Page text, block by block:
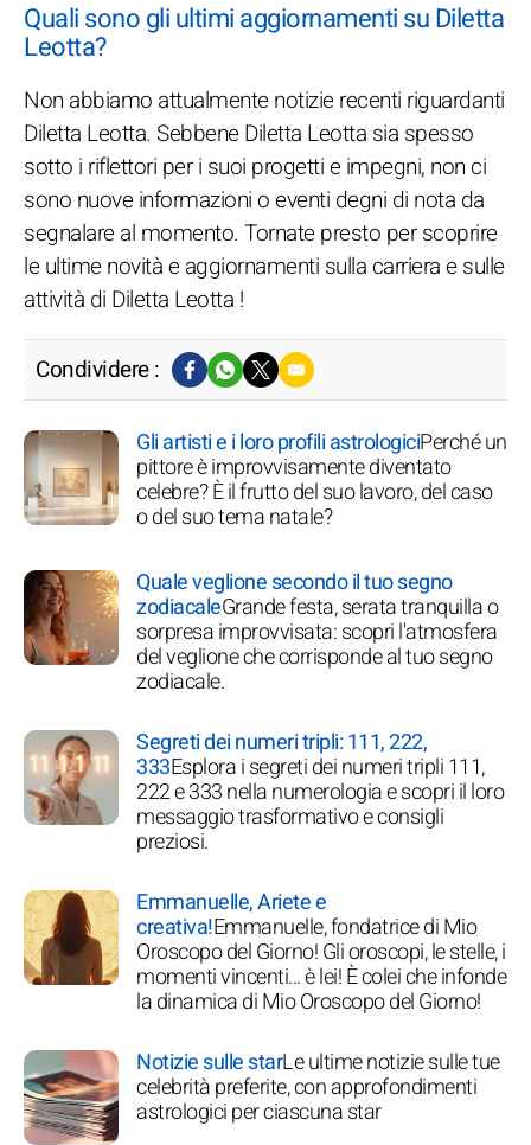
Quali sono gli ultimi aggiornamenti su Diletta
Leotta?
Non abbiamo attualmente notizie recenti riguardanti
Diletta Leotta. Sebbene Diletta Leotta sia spesso
sotto i riflettori per i suoi progetti e impegni, non ci
sono nuove informazioni o eventi degni di nota da
segnalare al momento. Tornate presto per scoprire
le ultime novità e aggiornamenti sulla carriera e sulle
attività di Diletta Leotta !
Condividere :
Gli artisti e i loro profili astrologiciPerché un
pittore è improvvisamente diventato
celebre? È il frutto del suo lavoro, del caso
o del suo tema natale?
Quale veglione secondo il tuo segno
zodiacaleGrande festa, serata tranquilla o
sorpresa improvvisata: scopri l'atmosfera
del veglione che corrisponde al tuo segno
zodiacale.
Segreti dei numeri tripli: 111, 222,
333Esplora i segreti dei numeri tripli 111,
222 e 333 nella numerologia e scopri il loro
messaggio trasformativo e consigli
preziosi.
Emmanuelle, Ariete e
creativa!Emmanuelle, fondatrice di Mio
Oroscopo del Giorno! Gli oroscopi, le stelle, i
momenti vincenti... è lei! È colei che infonde
la dinamica di Mio Oroscopo del Giorno!
Notizie sulle starLe ultime notizie sulle tue
celebrità preferite, con approfondimenti
astrologici per ciascuna star